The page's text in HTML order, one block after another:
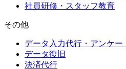
社員研修・スタッフ教育
その他
データ入力代行・アンケー
データ復旧
決済代行